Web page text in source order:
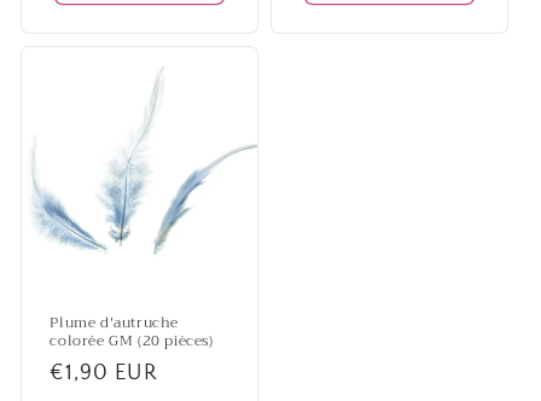
Plume d'autruche
colorée GM (20 pièces)
Prix
€1,90 EUR